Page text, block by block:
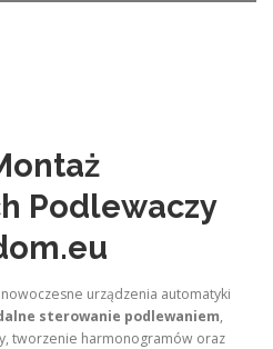
Podlewaczy
urządzenia automatyki
sterowanie podlewaniem,
tworzenie harmonogramów oraz